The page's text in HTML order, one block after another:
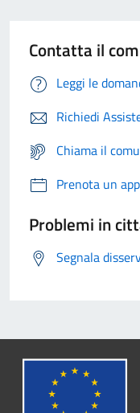
Contatta il
Leggi le
Richiedi
Chiama il
Prenota un
Problemi in
Segnala